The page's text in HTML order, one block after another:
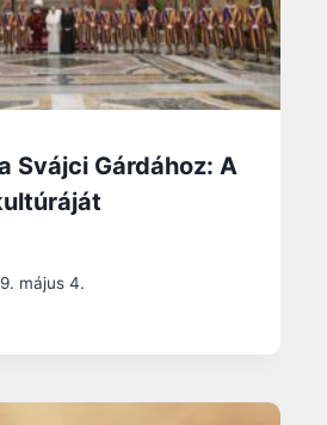
Svájci Gárdához: A
május 4.